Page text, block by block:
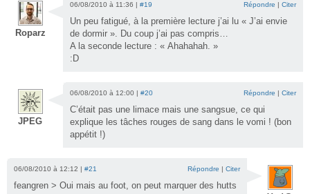
Roparz
06/08/2010 à 11:36 | #19 Répondre | Citer
Un peu fatigué, à la première lecture j’ai lu « J’ai envie
de dormir ». Du coup j’ai pas compris…
A la seconde lecture : « Ahahahah. »
:D
JPEG
06/08/2010 à 12:00 | #20 Répondre | Citer
C’était pas une limace mais une sangsue, ce qui
explique les tâches rouges de sang dans le vomi ! (bon
appétit !)
06/08/2010 à 12:12 | #21 Répondre | Citer
feangren > Oui mais au foot, on peut marquer des hutts